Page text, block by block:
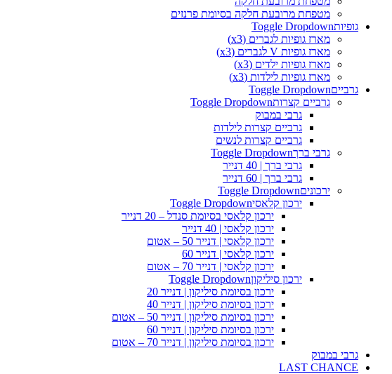
מטפחת מרובעת חלקה בסיומת פרנזים
גופיותToggle Dropdown
מארז גופיות לגברים (x3)
מארז גופיות V לגברים (x3)
מארז גופיות ילדים (x3)
מארז גופיות לילדות (x3)
גרבייםToggle Dropdown
גרביים קצרותToggle Dropdown
גרבי במבוק
גרביים קצרות לילדות
גרביים קצרות לנשים
גרבי ברךToggle Dropdown
גרבי ברך | 40 דנייר
גרבי ברך | 60 דנייר
ירכוניםToggle Dropdown
ירכון קלאסיToggle Dropdown
ירכון קלאסי בסיומת סנדל – 20 דנייר
ירכון קלאסי | 40 דנייר
ירכון קלאסי | דנייר 50 – אטום
ירכון קלאסי | דנייר 60
ירכון קלאסי | דנייר 70 – אטום
ירכון סיליקוןToggle Dropdown
ירכון בסיומת סיליקון | דנייר 20
ירכון בסיומת סיליקון | דנייר 40
ירכון בסיומת סיליקון | דנייר 50 – אטום
ירכון בסיומת סיליקון | דנייר 60
ירכון בסיומת סיליקון | דנייר 70 – אטום
גרבי במבוק
LAST CHANCE